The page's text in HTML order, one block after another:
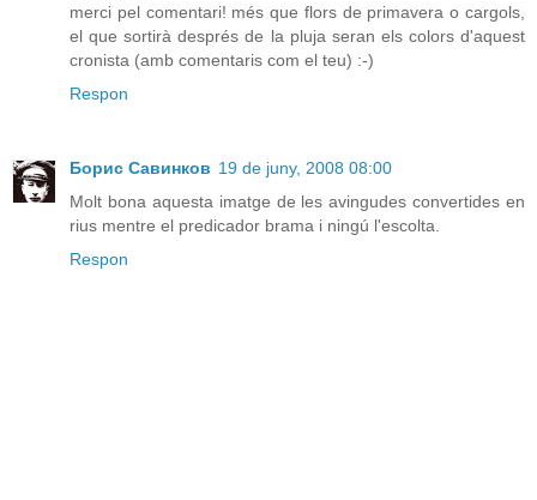
merci pel comentari! més que flors de primavera o cargols,
el que sortirà després de la pluja seran els colors d'aquest
cronista (amb comentaris com el teu) :-)
Respon
Борис Савинков 19 de juny, 2008 08:00
Molt bona aquesta imatge de les avingudes convertides en
rius mentre el predicador brama i ningú l'escolta.
Respon